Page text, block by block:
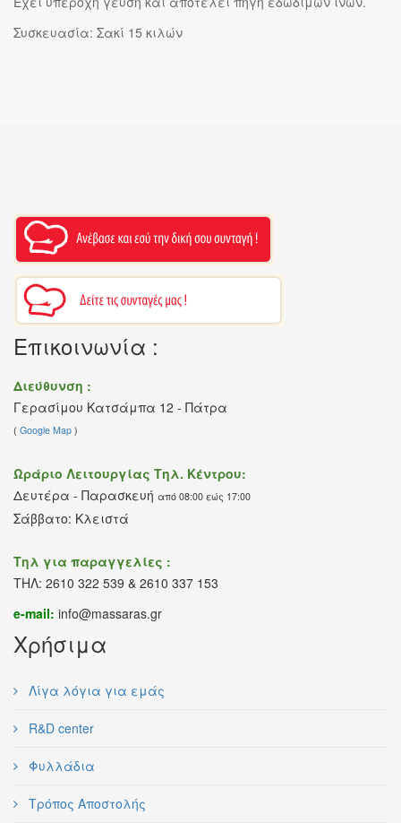
Συσκευασία: Σακί 15 κιλών
Επικοινωνία :
Διεύθυνση :
Γερασίμου Κατσάμπα 12 - Πάτρα
( Google Map )
Ωράριο Λειτουργίας Τηλ. Κέντρου:
Δευτέρα - Παρασκευή από 08:00 εώς 17:00
Σάββατο: Κλειστά
Τηλ για παραγγελίες :
ΤΗΛ: 2610 322 539 & 2610 337 153
e-mail: info@massaras.gr
Χρήσιμα
Λίγα λόγια για εμάς
R&D center
Φυλλάδια
Τρόπος Αποστολής